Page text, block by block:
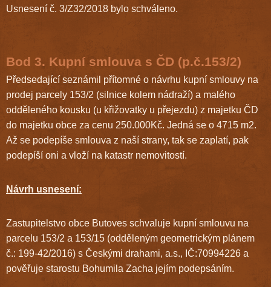
Usnesení č. 3/Z32/2018 bylo schváleno.
Bod 3. Kupní smlouva s ČD (p.č.153/2)
Předsedající seznámil přítomné o návrhu kupní smlouvy na
prodej parcely 153/2 (silnice kolem nádraží) a malého
odděleného kousku (u křižovatky u přejezdu) z majetku ČD
do majetku obce za cenu 250.000Kč. Jedná se o 4715 m2.
Až se podepíše smlouva z naší strany, tak se zaplatí, pak
podepíší oni a vloží na katastr nemovitostí.
Návrh usnesení:
Zastupitelstvo obce Butoves schvaluje kupní smlouvu na
parcelu 153/2 a 153/15 (odděleným geometrickým plánem
č.: 199-42/2016) s Českými drahami, a.s., IČ:70994226 a
pověřuje starostu Bohumila Zacha jejím podepsáním.